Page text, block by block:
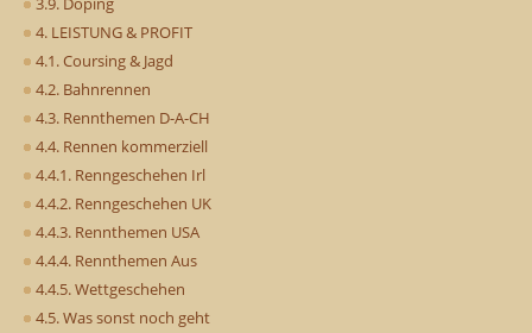
4. LEISTUNG & PROFIT
4.1. Coursing & Jagd
4.2. Bahnrennen
4.3. Rennthemen D-A-CH
4.4. Rennen kommerziell
4.4.1. Renngeschehen Irl
4.4.2. Renngeschehen UK
4.4.3. Rennthemen USA
4.4.4. Rennthemen Aus
4.4.5. Wettgeschehen
4.5. Was sonst noch geht